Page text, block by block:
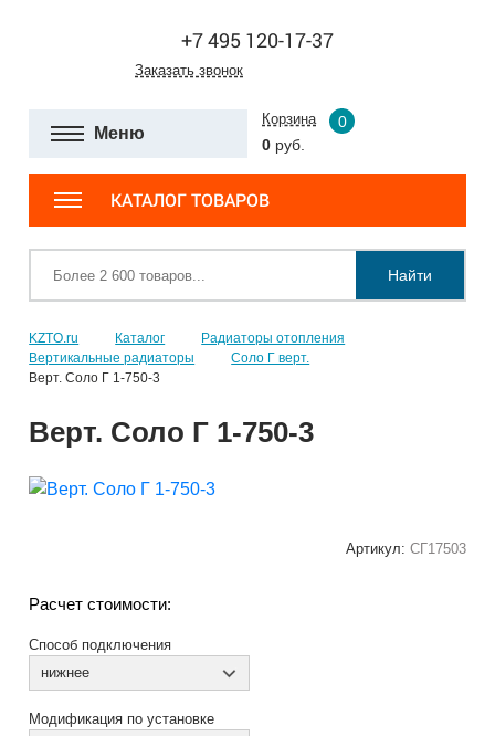
+7 495 120-17-37
Заказать звонок
Меню
Корзина
0
0 руб.
КАТАЛОГ ТОВАРОВ
Найти
KZTO.ru Каталог
Радиаторы отопления
Вертикальные радиаторы
Соло Г верт.
Верт. Соло Г 1-750-3
Верт. Соло Г 1-750-3
Артикул: СГ17503
Расчет стоимости:
Способ подключения
нижнее
Модификация по установке